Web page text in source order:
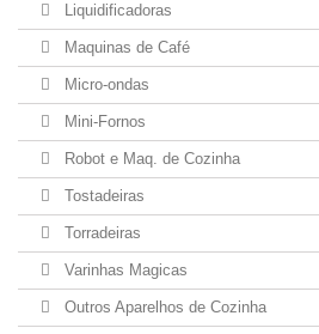
Liquidificadoras
Maquinas de Café
Micro-ondas
Mini-Fornos
Robot e Maq. de Cozinha
Tostadeiras
Torradeiras
Varinhas Magicas
Outros Aparelhos de Cozinha